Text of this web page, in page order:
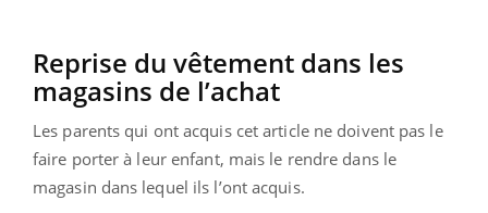
Reprise du vêtement dans les
magasins de l’achat
Les parents qui ont acquis cet article ne doivent pas le
faire porter à leur enfant, mais le rendre dans le
magasin dans lequel ils l’ont acquis.